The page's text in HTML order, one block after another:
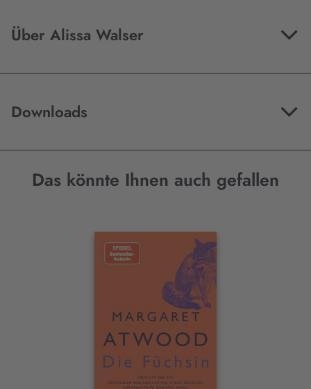
Über Alissa Walser
Downloads
Das könnte Ihnen auch gefallen
Interaktives